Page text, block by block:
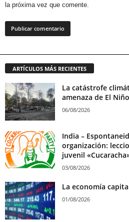
la próxima vez que comente.
ARTÍCULOS MÁS RECIENTES
La catástrofe
amenaza de El Niño
06/08/2026
India –
organización:
juvenil
03/08/2026
La economía
01/08/2026